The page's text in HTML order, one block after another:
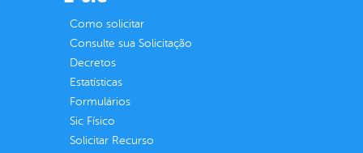
Como solicitar
Consulte sua Solicitação
Decretos
Estatísticas
Formulários
Sic Físico
Solicitar Recurso